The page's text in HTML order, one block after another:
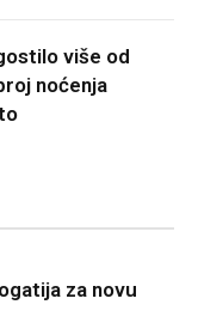
više od
noćenja
za novu